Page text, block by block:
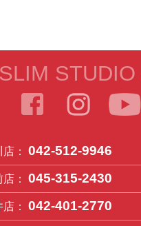
STUDIO
： 042-512-9946
： 045-315-2430
： 042-401-2770